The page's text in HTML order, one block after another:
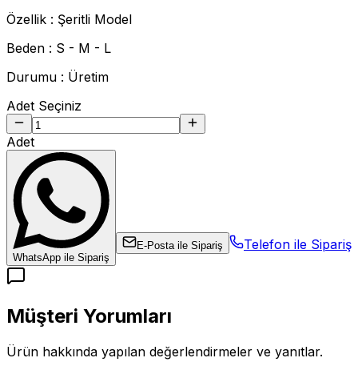
Özellik : Şeritli Model
Beden : S - M - L
Durumu : Üretim
Adet Seçiniz
Adet
WhatsApp ile Sipariş
E-Posta ile Sipariş Telefon ile Sipariş
Müşteri Yorumları
Ürün hakkında yapılan değerlendirmeler ve yanıtlar.